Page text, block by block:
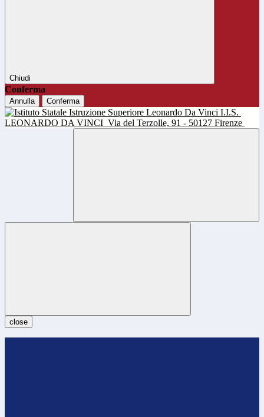
Chiudi
Conferma
Annulla Conferma
I.I.S.
LEONARDO DA VINCI Via del Terzolle, 91 - 50127 Firenze
close